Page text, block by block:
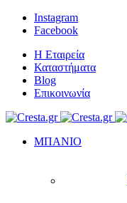
Instagram
Facebook
Η Εταιρεία
Καταστήματα
Blog
Επικοινωνία
ΜΠΑΝΙΟ